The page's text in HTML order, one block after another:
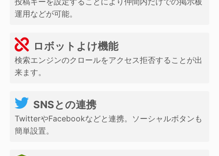
運用などが可能。
ロボットよけ機能
検索エンジンのクロールをアクセス拒否することが出
来ます。
SNSとの連携
TwitterやFacebookなどと連携。ソーシャルボタンも
簡単設置。